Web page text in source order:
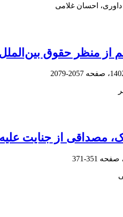
احسان غلامی
از منظر حقوق
2057-2079
مصداقی از جنایت
351-371